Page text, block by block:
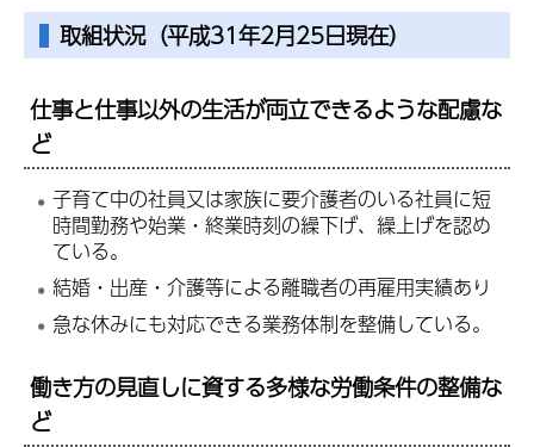
取組状況（平成31年2月25日現在）
仕事と仕事以外の生活が両立できるような配慮な
ど
子育て中の社員又は家族に要介護者のいる社員に短
時間勤務や始業・終業時刻の繰下げ、繰上げを認め
ている。
結婚・出産・介護等による離職者の再雇用実績あり
急な休みにも対応できる業務体制を整備している。
働き方の見直しに資する多様な労働条件の整備な
ど